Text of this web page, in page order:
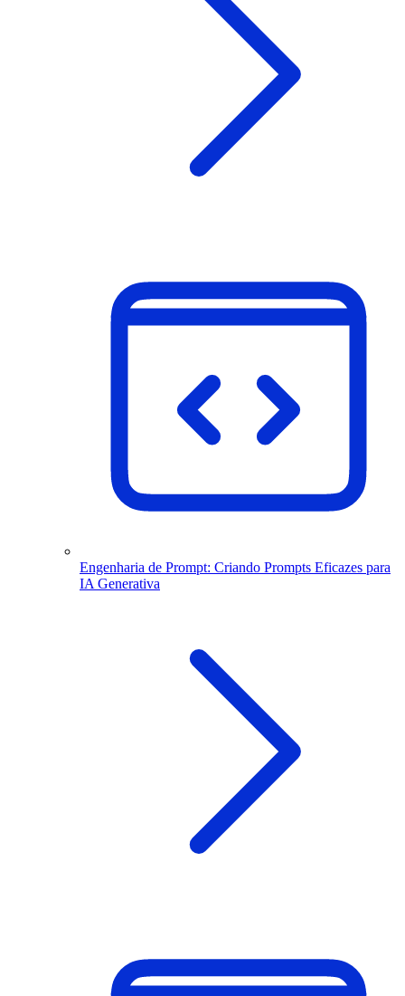
Engenharia de Prompt: Criando Prompts Eficazes para
IA Generativa